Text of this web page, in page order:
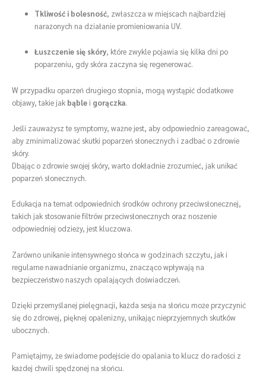
Tkliwość i bolesność, zwłaszcza w miejscach najbardziej
narażonych na działanie promieniowania UV.
Łuszczenie się skóry, które zwykle pojawia się kilka dni po
poparzeniu, gdy skóra zaczyna się regenerować.
W przypadku oparzeń drugiego stopnia, mogą wystąpić dodatkowe
objawy, takie jak bąble i gorączka.
Jeśli zauważysz te symptomy, ważne jest, aby odpowiednio zareagować,
aby zminimalizować skutki poparzeń słonecznych i zadbać o zdrowie
skóry.
Dbając o zdrowie swojej skóry, warto dokładnie zrozumieć, jak unikać
poparzeń słonecznych.
Edukacja na temat odpowiednich środków ochrony przeciwsłonecznej,
takich jak stosowanie filtrów przeciwsłonecznych oraz noszenie
odpowiedniej odzieży, jest kluczowa.
Zarówno unikanie intensywnego słońca w godzinach szczytu, jak i
regularne nawadnianie organizmu, znacząco wpływają na
bezpieczeństwo naszych opalających doświadczeń.
Dzięki przemyślanej pielęgnacji, każda sesja na słońcu może przyczynić
się do zdrowej, pięknej opalenizny, unikając nieprzyjemnych skutków
ubocznych.
Pamiętajmy, że świadome podejście do opalania to klucz do radości z
każdej chwili spędzonej na słońcu.